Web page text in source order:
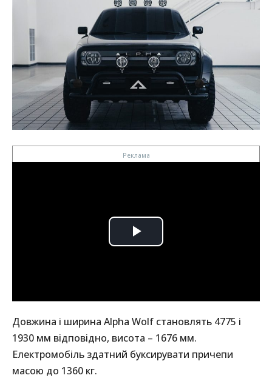
Довжина і ширина Alpha Wolf становлять 4775 і
1930 мм відповідно, висота – 1676 мм.
Електромобіль здатний буксирувати причепи
масою до 1360 кг.